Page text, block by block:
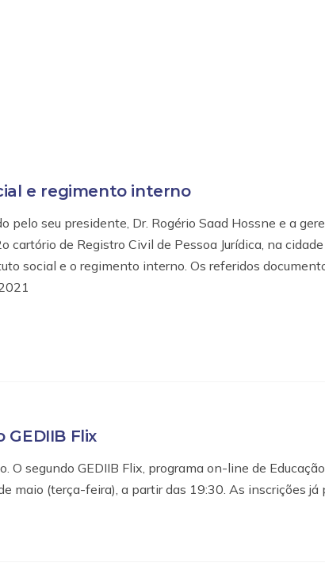
e regimento interno
pelo seu presidente, Dr. Rogério Saad Hossne e a
de Registro Civil de Pessoa Jurídica, na cidade
social e o regimento interno. Os referidos
Flix
segundo GEDIIB Flix, programa on-line de Educação
maio (terça-feira), a partir das 19:30. As inscrições já